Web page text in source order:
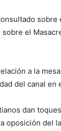
sobre
sobre el
a la
del canal en
dan
oposición del